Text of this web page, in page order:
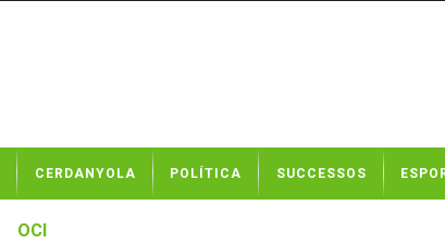
t
CERDANYOLA POLÍTICA SUCCESSOS
OCI